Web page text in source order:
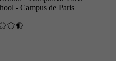
- Campus de Paris